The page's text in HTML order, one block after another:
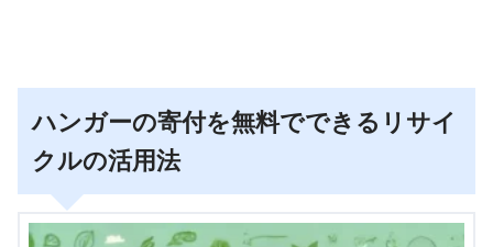
ハンガーの寄付を無料でできるリサイ
クルの活用法